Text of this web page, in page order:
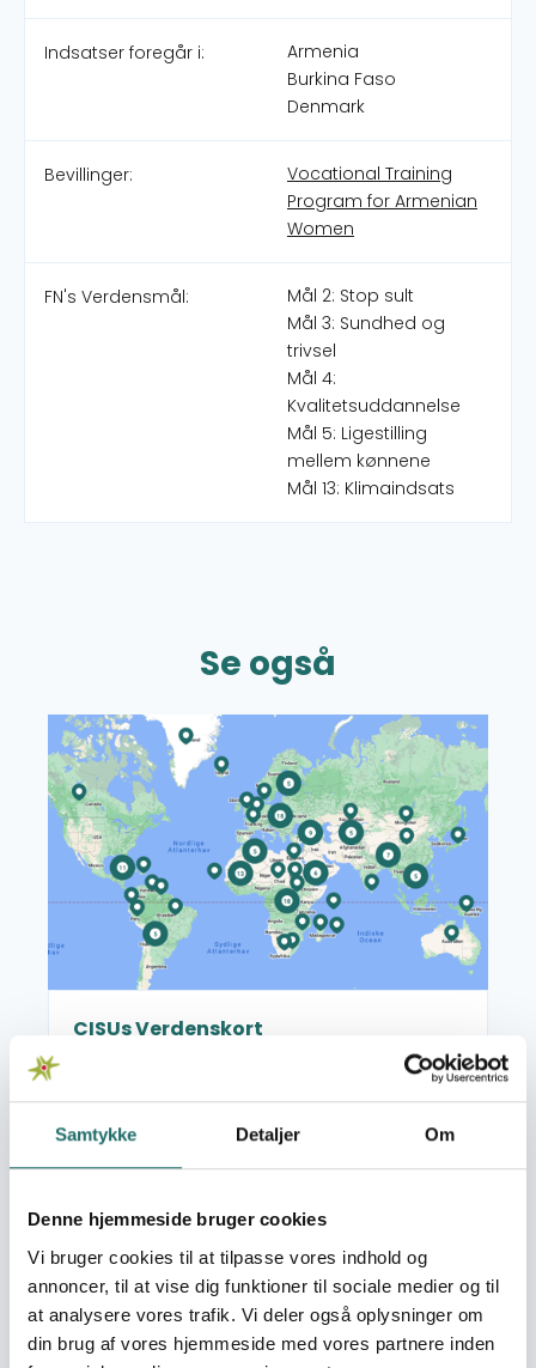
Samtykke Detaljer Om
Denne hjemmeside bruger cookies
Vi bruger cookies til at tilpasse vores indhold og
annoncer, til at vise dig funktioner til sociale medier og til
at analysere vores trafik. Vi deler også oplysninger om
din brug af vores hjemmeside med vores partnere inden
Indsatser foregår i:
Armenia
Burkina Faso
Denmark
Bevillinger:
Vocational Training
Program for Armenian
Women
FN's Verdensmål:
Mål 2: Stop sult
Mål 3: Sundhed og
trivsel
Mål 4:
Kvalitetsuddannelse
Mål 5: Ligestilling
mellem kønnene
Mål 13: Klimaindsats
Se også
CISUs Verdenskort
CISUs Verdenskort giver dig et indblik i de
projekter, der støttes af CISUs puljer, samt i de
som administrerer projekterne. Når du
vælger et land på kortet, får du et overblik
også, hvilke CISU-medlemsorganisationer,
der arbejder i det pågældende land.
Læs mere om CISUs Verdenskort